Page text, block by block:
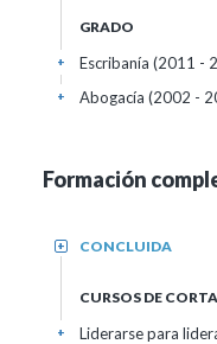
GRADO
Escribanía (2011 -
+
Abogacía (2002 -
+
Formación
CONCLUIDA
+
CURSOS DE
Liderarse para
+